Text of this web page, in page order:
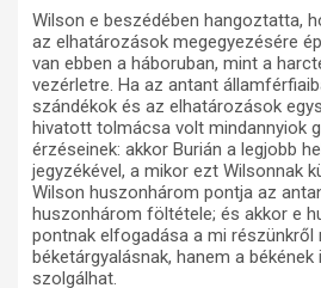
Wilson e beszédében hangoztatta,
az elhatározások megegyezésére
van ebben a háboruban, mint a
vezérletre. Ha az antant
szándékok és az elhatározások
hivatott tolmácsa volt mindannyiok
érzéseinek: akkor Burián a legjobb
jegyzékével, a mikor ezt Wilsonnak
Wilson huszonhárom pontja az
huszonhárom föltétele; és akkor e
pontnak elfogadása a mi részünkről
béketárgyalásnak, hanem a békének
szolgálhat.